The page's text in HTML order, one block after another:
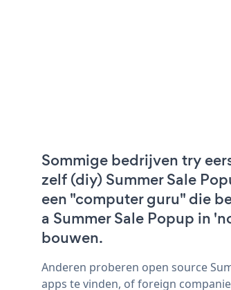
Sommige bedrijven try
zelf (diy) Summer Sale
een "computer guru" die
a Summer Sale Popup in
bouwen.
Anderen proberen open source
apps te vinden, of foreign